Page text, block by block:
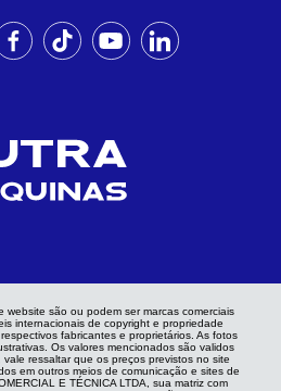
website são ou podem ser marcas comerciais
internacionais de copyright e propriedade
fabricantes e proprietários. As fotos
Os valores mencionados são validos
ressaltar que os preços previstos no site
em outros meios de comunicação e sites de
E TÉCNICA LTDA, sua matriz com